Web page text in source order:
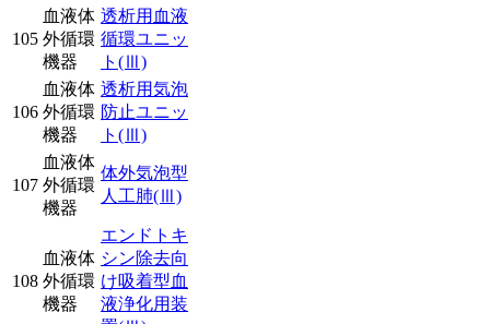
105
血液体
外循環
機器
透析用血液
循環ユニッ
ト (Ⅲ)
106
血液体
外循環
機器
透析用気泡
防止ユニッ
ト (Ⅲ)
107
血液体
外循環
機器
体外気泡型
人工肺(Ⅲ)
108
血液体
外循環
機器
エンドトキ
シン除去向
け吸着型血
液浄化用装